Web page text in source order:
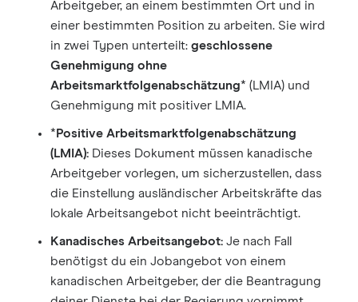
Arbeitgeber, an einem bestimmten Ort und in
einer bestimmten Position zu arbeiten. Sie wird
in zwei Typen unterteilt:geschlossene
Genehmigung ohne
Arbeitsmarktfolgenabschätzung* (LMIA) und
Genehmigung mit positiver LMIA.
* Positive Arbeitsmarktfolgenabschätzung
(LMIA): Dieses Dokument müssen kanadische
Arbeitgeber vorlegen, um sicherzustellen, dass
die Einstellung ausländischer Arbeitskräfte das
lokale Arbeitsangebot nicht beeinträchtigt.
Kanadisches Arbeitsangebot: Je nach Fall
benötigst du ein Jobangebot von einem
kanadischen Arbeitgeber, der die Beantragung